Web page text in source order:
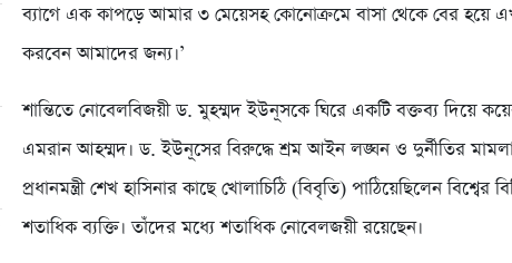
ব্যাগে এক কাপড়ে আমার ৩ মেয়েসহ কোনোক্রমে বাসা থেকে বের হয়ে
করবেন আমাদের জন্য।’
শান্তিতে নোবেলবিজয়ী ড. মুহম্মদ ইউনূসকে ঘিরে একটি বক্তব্য দিয়ে
এমরান আহম্মদ। ড. ইউনূসের বিরুদ্ধে শ্রম আইন লঙ্ঘন ও দুর্নীতির মামলা
প্রধানমন্ত্রী শেখ হাসিনার কাছে খোলাচিঠি (বিবৃতি) পাঠিয়েছিলেন বিশ্বের
শতাধিক ব্যক্তি। তাঁদের মধ্যে শতাধিক নোবেলজয়ী রয়েছেন।